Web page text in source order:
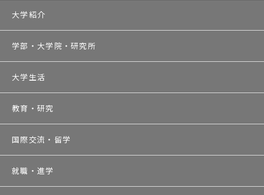
大学紹介
学部・大学院・研究所
大学生活
教育・研究
国際交流・留学
就職・進学